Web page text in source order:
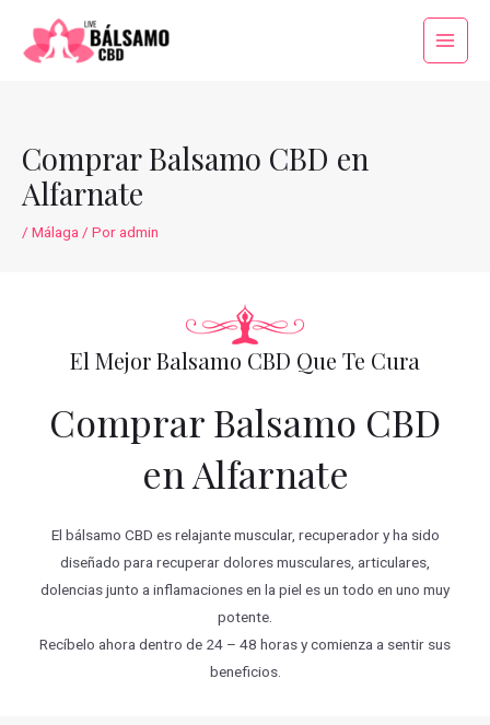
contenido
Main
Comprar Balsamo CBD en
Alfarnate
/ Málaga / Poradmin
El Mejor Balsamo CBD Que Te Cura
Comprar Balsamo CBD
en Alfarnate
El bálsamo CBD es relajante muscular, recuperador y ha sido
diseñado para recuperar dolores musculares, articulares,
dolencias junto a inflamaciones en la piel es un todo en uno muy
potente.
Recíbelo ahora dentro de 24 – 48 horas y comienza a sentir sus
beneficios.